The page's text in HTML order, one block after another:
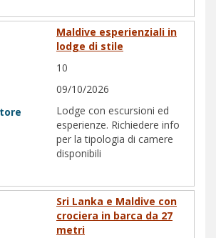
Maldive esperienziali in
lodge di stile
10
09/10/2026
Lodge con escursioni ed
esperienze. Richiedere info
per la tipologia di camere
disponibili
Sri Lanka e Maldive con
crociera in barca da 27
metri